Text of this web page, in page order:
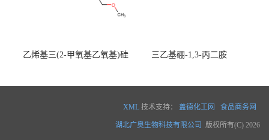
乙烯基三(2-甲氧基乙氧基)硅
三乙基硼-1,3-丙二胺
XML 技术支持： 盖德化工网 食品商务网
湖北广奥生物科技有限公司 版权所有(C) 2026